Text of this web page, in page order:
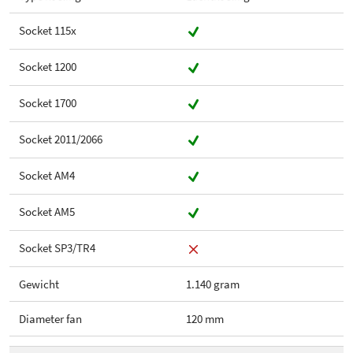
Socket 115x
Socket 1200
Socket 1700
Socket 2011/2066
Socket AM4
Socket AM5
Socket SP3/TR4
Gewicht 1.140 gram
Diameter fan 120 mm